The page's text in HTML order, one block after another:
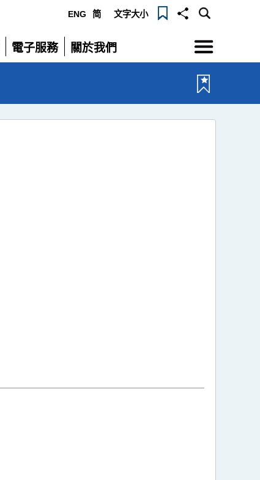
ENG 简 文字大小
電子服務
展
關於我們
展
選
單